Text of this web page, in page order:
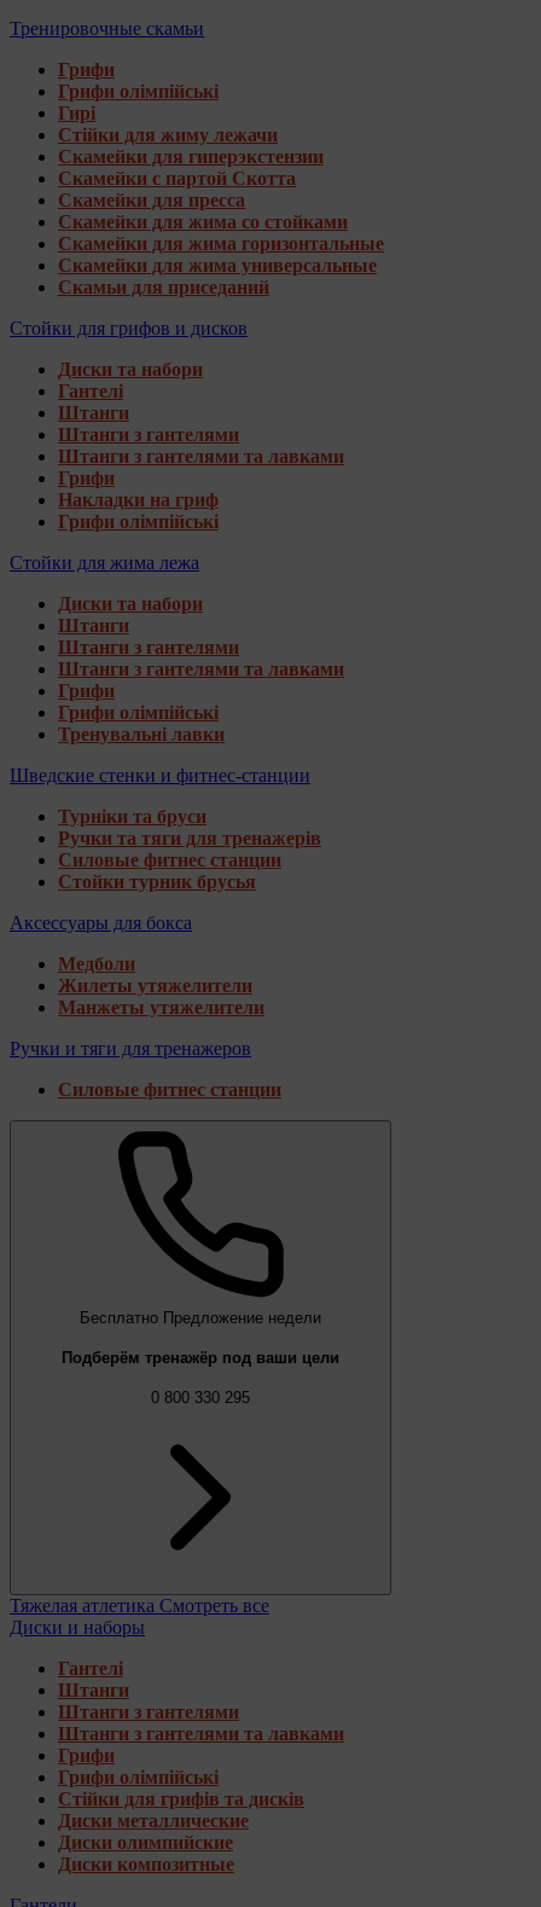
Тренировочные скамьи
Грифи
Грифи олімпійські
Гирі
Стійки для жиму лежачи
Скамейки для гиперэкстензии
Скамейки с партой Скотта
Скамейки для пресса
Скамейки для жима со стойками
Скамейки для жима горизонтальные
Скамейки для жима универсальные
Скамьи для приседаний
Стойки для грифов и дисков
Диски та набори
Гантелі
Штанги
Штанги з гантелями
Штанги з гантелями та лавками
Грифи
Накладки на гриф
Грифи олімпійські
Стойки для жима лежа
Диски та набори
Штанги
Штанги з гантелями
Штанги з гантелями та лавками
Грифи
Грифи олімпійські
Тренувальні лавки
Шведские стенки и фитнес-станции
Турніки та бруси
Ручки та тяги для тренажерів
Силовые фитнес станции
Стойки турник брусья
Аксессуары для бокса
Медболи
Жилеты утяжелители
Манжеты утяжелители
Ручки и тяги для тренажеров
Силовые фитнес станции
Бесплатно Предложение недели
Подберём тренажёр под ваши цели
0 800 330 295
Тяжелая атлетика Смотреть все
Диски и наборы
Гантелі
Штанги
Штанги з гантелями
Штанги з гантелями та лавками
Грифи
Грифи олімпійські
Стійки для грифів та дисків
Диски металлические
Диски олимпийские
Диски композитные